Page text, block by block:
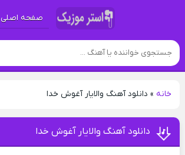
صفحه اصلی
خانه» دانلود آهنگ والایار آغوش خدا
دانلود آهنگ والایار آغوش خدا